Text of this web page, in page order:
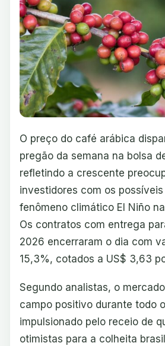
O preço do café arábica
pregão da semana na bolsa
refletindo a crescente
investidores com os
fenômeno climático El Niño
Os contratos com entrega
2026 encerraram o dia com
15,3%, cotados a US$ 3,63
Segundo analistas, o
campo positivo durante todo
impulsionado pelo receio de
otimistas para a colheita